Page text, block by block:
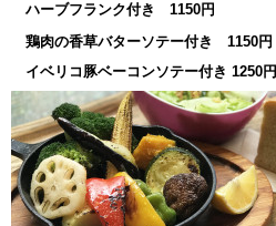
ハーブフランク付き 1150円
鶏肉の香草バターソテー付き 1150円
イベリコ豚ベーコンソテー付き 1250円